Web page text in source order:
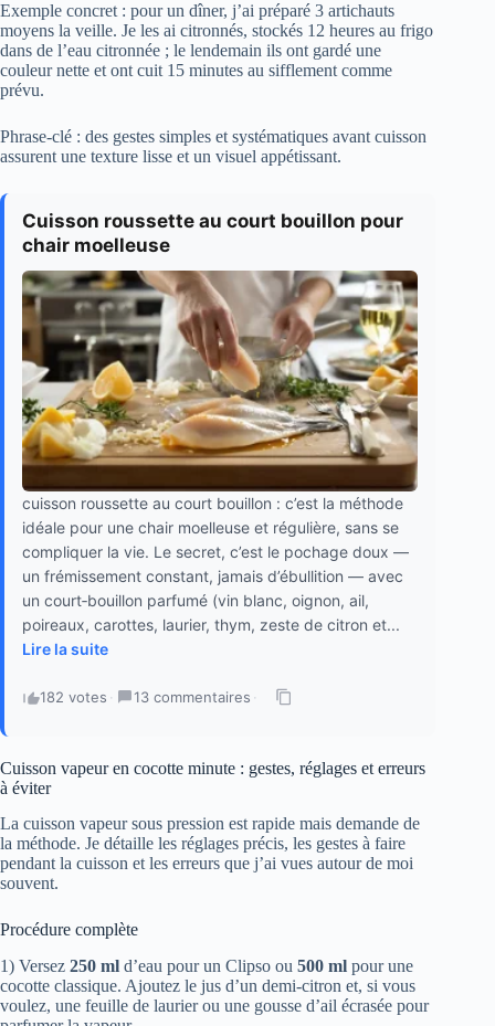
Exemple concret : pour un dîner, j’ai préparé 3 artichauts
moyens la veille. Je les ai citronnés, stockés 12 heures au frigo
dans de l’eau citronnée ; le lendemain ils ont gardé une
couleur nette et ont cuit 15 minutes au sifflement comme
prévu.
Phrase-clé : des gestes simples et systématiques avant cuisson
assurent une texture lisse et un visuel appétissant.
Cuisson roussette au court bouillon pour
chair moelleuse
cuisson roussette au court bouillon : c’est la méthode
idéale pour une chair moelleuse et régulière, sans se
compliquer la vie. Le secret, c’est le pochage doux —
un frémissement constant, jamais d’ébullition — avec
un court‑bouillon parfumé (vin blanc, oignon, ail,
poireaux, carottes, laurier, thym, zeste de citron et...
Lire la suite
182 votes · 13 commentaires ·
Cuisson vapeur en cocotte minute : gestes, réglages et erreurs
à éviter
La cuisson vapeur sous pression est rapide mais demande de
la méthode. Je détaille les réglages précis, les gestes à faire
pendant la cuisson et les erreurs que j’ai vues autour de moi
souvent.
Procédure complète
1) Versez 250 ml d’eau pour un Clipso ou 500 ml pour une
cocotte classique. Ajoutez le jus d’un demi-citron et, si vous
voulez, une feuille de laurier ou une gousse d’ail écrasée pour